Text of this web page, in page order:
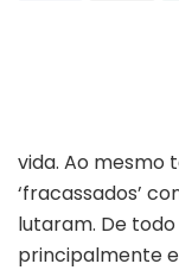
vida. Ao mesmo
‘fracassados’
lutaram. De
principalmente